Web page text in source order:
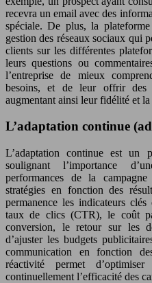
recevra un email avec des
spéciale. De plus, la
gestion des réseaux sociaux qui
clients sur les différentes
leurs questions ou
l’entreprise de mieux
besoins, et de leur offrir des
augmentant ainsi leur fidélité et
L’adaptation continue
L’adaptation continue est un
soulignant l’importance
performances de la
stratégies en fonction des
permanence les indicateurs
taux de clics (CTR), le coût
conversion, le retour sur les
d’ajuster les budgets
communication en fonction
réactivité permet
continuellement l’efficacité des